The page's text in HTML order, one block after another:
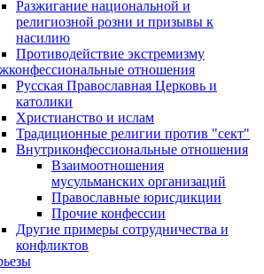
Разжигание национальной и
религиозной розни и призывы к
насилию
Противодействие экстремизму
отношения
Русская Православная Церковь и
католики
Христианство и ислам
Традиционные религии против "сект"
Внутриконфессиональные отношения
Взаимоотношения
мусульманских организаций
Православные юрисдикции
Прочие конфессии
Другие примеры сотрудничества и
конфликтов